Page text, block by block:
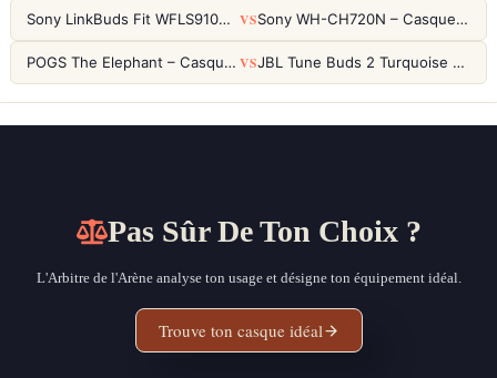
Sony LinkBuds Fit WFLS910NW Blanc – Écouteurs Sport Ailes ANC VS Sony WH-CH720N – Casque ANC 35h, Ultra-léger (192g) avec Processeur V1
POGS The Elephant – Casque Filaire Enfants 85dB POGS-Safe™ (Éco-Responsable) VS JBL Tune Buds 2 Turquoise – Écouteurs True Wireless avec ANC et autonomie 48h
Pas Sûr De Ton Choix ?
L'Arbitre de l'Arène analyse ton usage et désigne ton équipement idéal.
Trouve ton casque idéal